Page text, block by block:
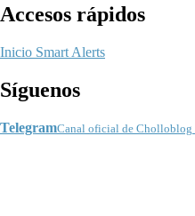
Accesos rápidos
Inicio Smart Alerts
Síguenos
TelegramCanal oficial de Cholloblog